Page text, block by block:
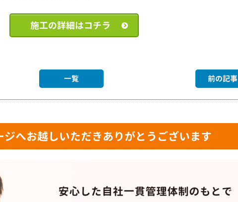
施工の詳細はコチラ
一覧 前の記事
へお越しいただきありがとうございます